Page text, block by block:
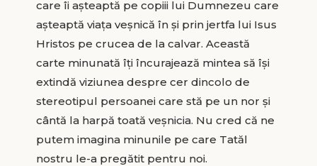
care îi aşteaptă pe copiii lui Dumnezeu care
aşteaptă viaţa veşnică în şi prin jertfa lui Isus
Hristos pe crucea de la calvar. Această
carte minunată îţi încurajează mintea să îşi
extindă viziunea despre cer dincolo de
stereotipul persoanei care stă pe un nor şi
cântă la harpă toată veşnicia. Nu cred că ne
putem imagina minunile pe care Tatăl
nostru le-a pregătit pentru noi.